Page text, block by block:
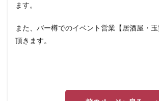
ます。
また、バー樽でのイベント営業【居酒屋・
頂きます。